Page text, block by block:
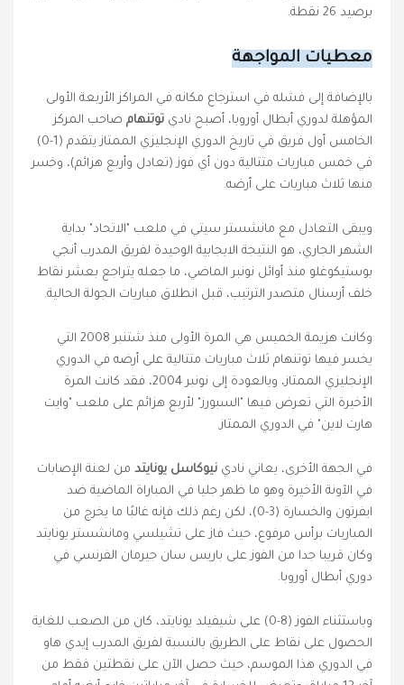
برصيد 26 نقطة.
معطيات المواجهة
بالإضافة إلى فشله في استرجاع مكانه في المراكز الأربعة الأولى
المؤهلة لدوري أبطال أوروبا، أصبح نادي توتنهام صاحب المركز
الخامس أول فريق في تاريخ الدوري الإنجليزي الممتاز يتقدم (1-0)
في خمس مباريات متتالية دون أي فوز (تعادل وأربع هزائم)، وخسر
منها ثلاث مباريات على أرضه.
ويبقى التعادل مع مانشستر سيتي في ملعب "الاتحاد" بداية
الشهر الجاري، هو النتيجة الايجابية الوحيدة لفريق المدرب أنجي
بوستيكوغلو منذ أوائل نونبر الماضي، ما جعله يتراجع بعشر نقاط
خلف أرسنال متصدر الترتيب، قبل انطلاق مباريات الجولة الحالية.
وكانت هزيمة الخميس هي المرة الأولى منذ شتنبر 2008 التي
يخسر فيها توتنهام ثلاث مباريات متتالية على أرضه في الدوري
الإنجليزي الممتاز، وبالعودة إلى نونبر 2004، فقد كانت المرة
الأخيرة التي تعرض فيها "السبورز" لأربع هزائم على ملعب "وايت
هارت لاين" في الدوري الممتاز.
في الجهة الأخرى، يعاني نادي نيوكاسل يونايتد من لعنة الإصابات
في الآونة الأخيرة وهو ما ظهر جليا في المباراة الماضية ضد
ايفرتون والخسارة (3-0)، لكن رغم ذلك فإنه غالبًا ما يخرج من
المباريات برأس مرفوع، حيث فاز على تشيلسي ومانشستر يونايتد
وكان قريبا جدا من الفوز على باريس سان جيرمان الفرنسي في
دوري أبطال أوروبا.
وباستثناء الفوز (8-0) على شيفيلد يونايتد، كان من الصعب للغاية
الحصول على نقاط على الطريق بالنسبة لفريق المدرب إيدي هاو
في الدوري هذا الموسم، حيث حصل الآن على نقطتين فقط من